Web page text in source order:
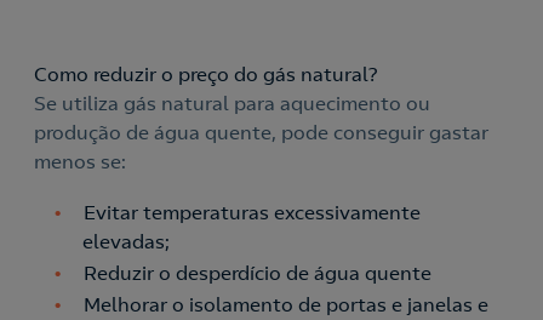
Como reduzir o preço do gás natural?
Se utiliza gás natural para aquecimento ou
produção de água quente, pode conseguir gastar
menos se:
Evitar temperaturas excessivamente
elevadas;
Reduzir o desperdício de água quente
Melhorar o isolamento de portas e janelas e